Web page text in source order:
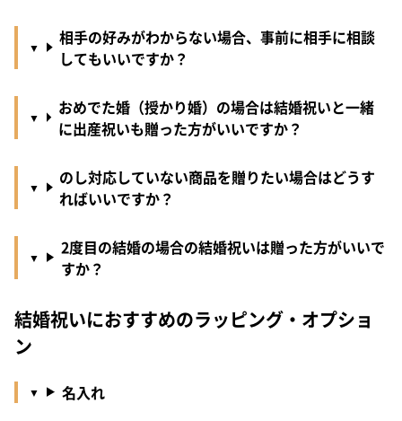
相手の好みがわからない場合、事前に相手に相談
してもいいですか？
おめでた婚（授かり婚）の場合は結婚祝いと一緒
に出産祝いも贈った方がいいですか？
のし対応していない商品を贈りたい場合はどうす
ればいいですか？
2度目の結婚の場合の結婚祝いは贈った方がいいで
すか？
結婚祝いにおすすめのラッピング・オプショ
ン
名入れ